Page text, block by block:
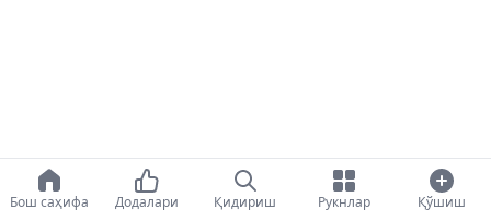
Бош саҳифа Додалари Қидириш Рукнлар Қўшиш